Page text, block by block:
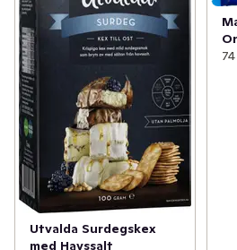
Utvalda Surdegskex
med Havssalt